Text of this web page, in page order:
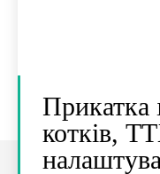
Прикатка
котків,